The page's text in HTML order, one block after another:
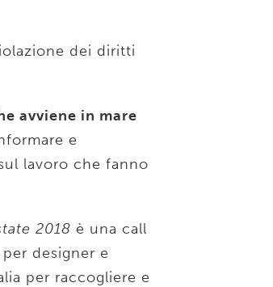
dei diritti
avviene in mare
e
lavoro che fanno
2018 è una call
per designer e
per raccogliere e